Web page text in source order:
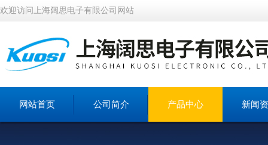
欢迎访问上海阔思电子有限公司网站
网站首页 公司简介 产品中心 新闻